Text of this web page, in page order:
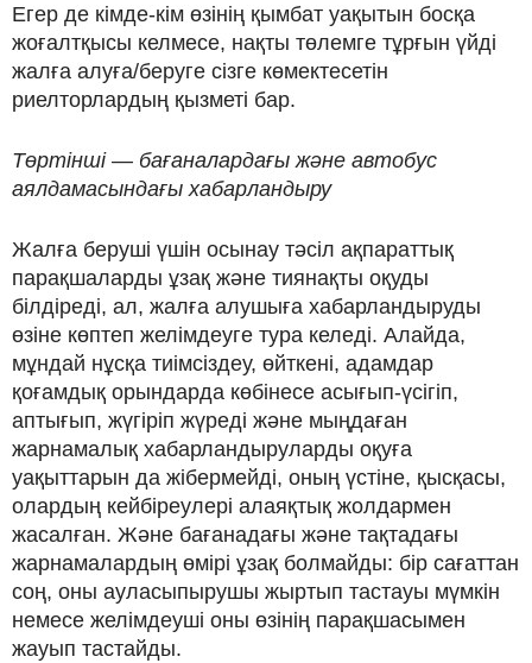
Егер де кімде-кім өзінің қымбат уақытын босқа
жоғалтқысы келмесе, нақты төлемге тұрғын үйді
жалға алуға/беруге сізге көмектесетін
риелторлардың қызметі бар.
Төртінші — бағаналардағы және автобус
аялдамасындағы хабарландыру
Жалға беруші үшін осынау тәсіл ақпараттық
парақшаларды ұзақ және тиянақты оқуды
білдіреді, ал, жалға алушыға хабарландыруды
өзіне көптеп желімдеуге тура келеді. Алайда,
мұндай нұсқа тиімсіздеу, өйткені, адамдар
қоғамдық орындарда көбінесе асығып-үсігіп,
аптығып, жүгіріп жүреді және мыңдаған
жарнамалық хабарландыруларды оқуға
уақыттарын да жібермейді, оның үстіне, қысқасы,
олардың кейбіреулері алаяқтық жолдармен
жасалған. Және бағанадағы және тақтадағы
жарнамалардың өмірі ұзақ болмайды: бір сағаттан
соң, оны ауласыпырушы жыртып тастауы мүмкін
немесе желімдеуші оны өзінің парақшасымен
жауып тастайды.